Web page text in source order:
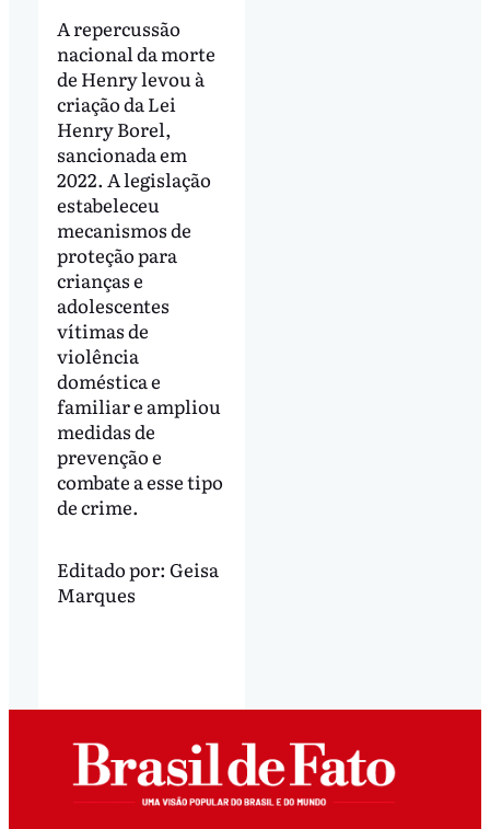
A repercussão
nacional da morte
de Henry levou à
criação da Lei
Henry Borel,
sancionada em
2022. A legislação
estabeleceu
mecanismos de
proteção para
crianças e
adolescentes
vítimas de
violência
doméstica e
familiar e ampliou
medidas de
prevenção e
combate a esse tipo
de crime.
Editado por: Geisa
Marques